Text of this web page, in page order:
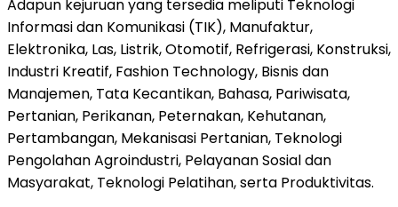
Adapun kejuruan yang tersedia meliputi Teknologi
Informasi dan Komunikasi (TIK), Manufaktur,
Elektronika, Las, Listrik, Otomotif, Refrigerasi, Konstruksi,
Industri Kreatif, Fashion Technology, Bisnis dan
Manajemen, Tata Kecantikan, Bahasa, Pariwisata,
Pertanian, Perikanan, Peternakan, Kehutanan,
Pertambangan, Mekanisasi Pertanian, Teknologi
Pengolahan Agroindustri, Pelayanan Sosial dan
Masyarakat, Teknologi Pelatihan, serta Produktivitas.